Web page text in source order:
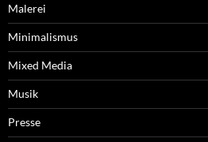
Malerei
Minimalismus
Mixed Media
Musik
Presse